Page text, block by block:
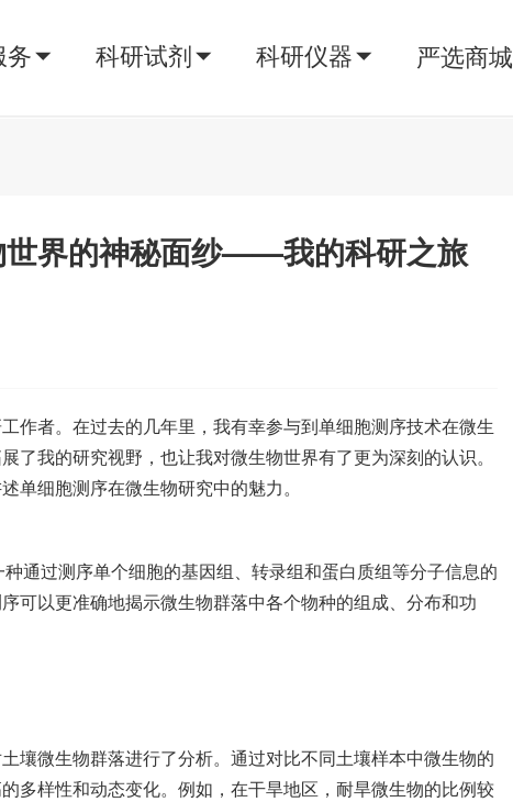
务 科研试剂 科研仪器 严选商城
世界的神秘面纱——我的科研之旅
作者。在过去的几年里，我有幸参与到单细胞测序技术在微生
了我的研究视野，也让我对微生物世界有了更为深刻的认识。
单细胞测序在微生物研究中的魅力。
通过测序单个细胞的基因组、转录组和蛋白质组等分子信息的
可以更准确地揭示微生物群落中各个物种的组成、分布和功
壤微生物群落进行了分析。通过对比不同土壤样本中微生物的
多样性和动态变化。例如，在干旱地区，耐旱微生物的比例较